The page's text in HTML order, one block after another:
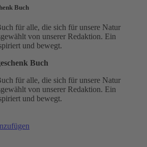
Buch
für alle, die sich für unsere Natur
von unserer Redaktion. Ein
und bewegt.
Buch
für alle, die sich für unsere Natur
von unserer Redaktion. Ein
und bewegt.